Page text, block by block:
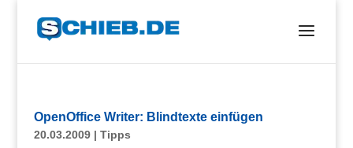
OpenOffice Writer: Blindtexte einfügen
20.03.2009| Tipps